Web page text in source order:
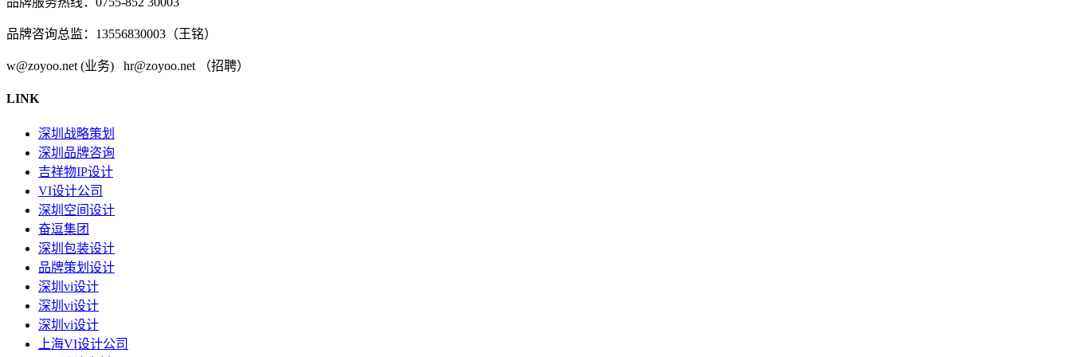
品牌咨询总监：13556830003（王铭）
w@zoyoo.net (业务) hr@zoyoo.net （招聘）
LINK
深圳战略策划
深圳品牌咨询
吉祥物IP设计
VI设计公司
深圳空间设计
奋逗集团
深圳包装设计
品牌策划设计
深圳vi设计
深圳vi设计
深圳vi设计
上海VI设计公司